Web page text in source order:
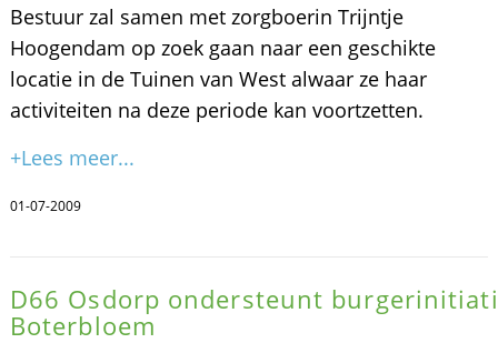
Bestuur zal samen met zorgboerin Trijntje
Hoogendam op zoek gaan naar een geschikte
locatie in de Tuinen van West alwaar ze haar
activiteiten na deze periode kan voortzetten.
+Lees meer...
01-07-2009
D66 Osdorp ondersteunt
Boterbloem